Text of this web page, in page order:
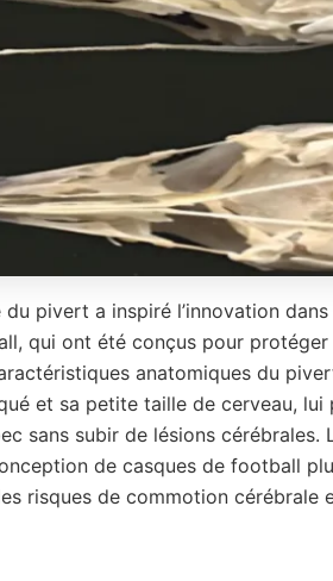
pivert a inspiré l’innovation dans
qui ont été conçus pour protéger
anatomiques du
et sa petite taille de cerveau, lui
sans subir de lésions cérébrales.
de casques de football
risques de commotion cérébrale